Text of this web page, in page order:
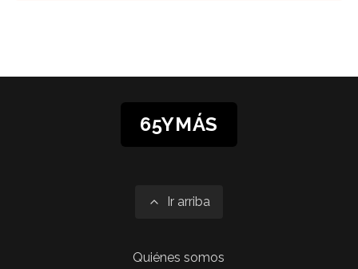
65YMÁS
Ir arriba
Quiénes somos